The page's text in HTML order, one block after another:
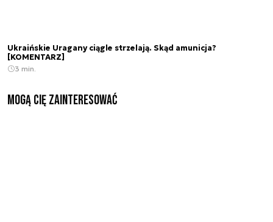
Ukraińskie Uragany ciągle strzelają. Skąd amunicja?
[KOMENTARZ]
3 min.
Mogą Cię zainteresować